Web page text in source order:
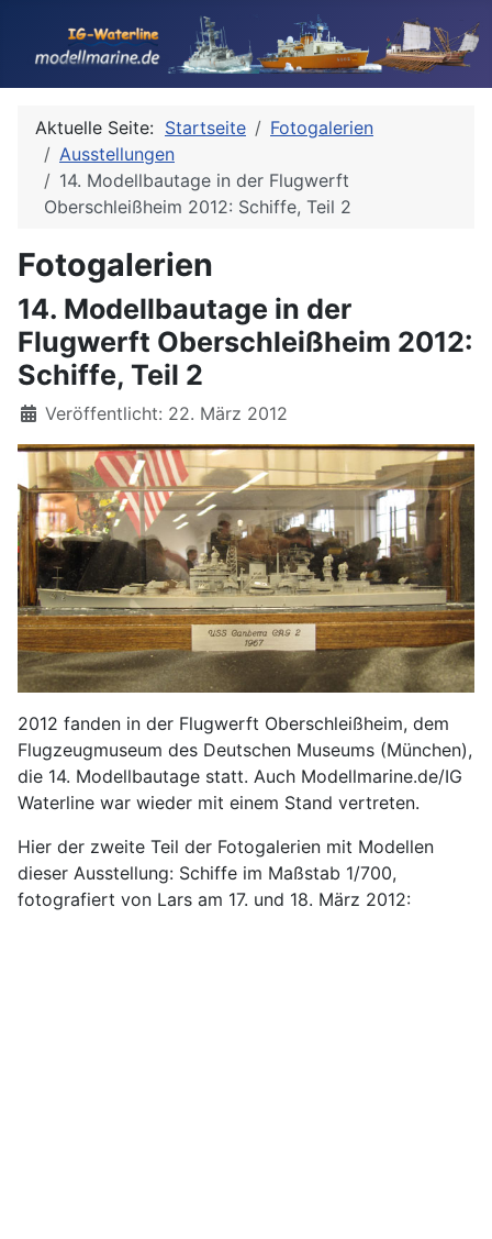
Aktuelle Seite: Startseite
Fotogalerien
Ausstellungen
14. Modellbautage in der Flugwerft
Oberschleißheim 2012: Schiffe, Teil 2
Fotogalerien
14. Modellbautage in der
Flugwerft Oberschleißheim 2012:
Schiffe, Teil 2
Details
Veröffentlicht: 22. März 2012
2012 fanden in der Flugwerft Oberschleißheim, dem
Flugzeugmuseum des Deutschen Museums (München),
die 14. Modellbautage statt. Auch Modellmarine.de/IG
Waterline war wieder mit einem Stand vertreten.
Hier der zweite Teil der Fotogalerien mit Modellen
dieser Ausstellung: Schiffe im Maßstab 1/700,
fotografiert von Lars am 17. und 18. März 2012: